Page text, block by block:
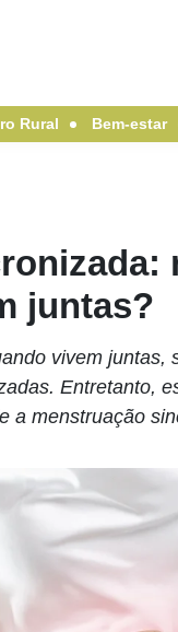
Rural Bem-estar
juntas?
vivem
Entretanto,
a menstruação